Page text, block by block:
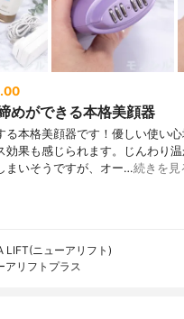
めができる本格美顔器
る本格美顔器です！優しい使い
効果も感じられます。じんわり
まいそうですが、オー…続きを見
LIFT(ニューアリフト)
アリフトプラス